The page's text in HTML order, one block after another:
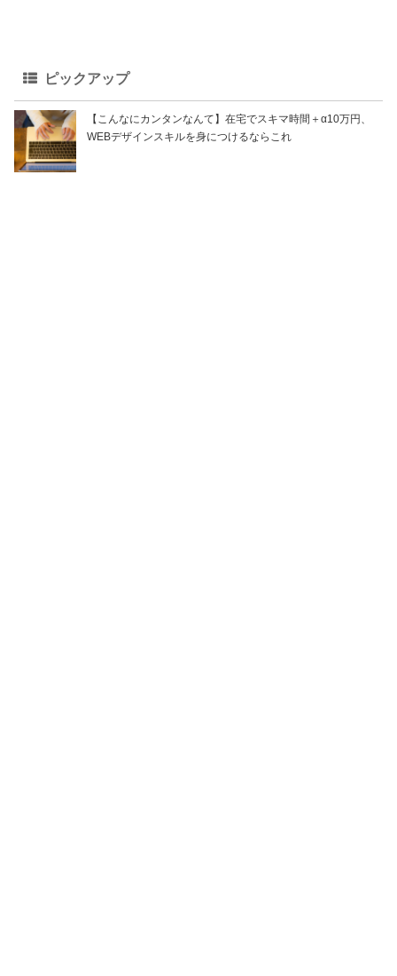
ピックアップ
【こんなにカンタンなんて】在宅でスキマ時間＋α10万円、
WEBデザインスキルを身につけるならこれ